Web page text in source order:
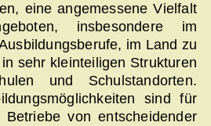
eine angemessene Vielfalt
insbesondere im
im Land zu
sehr kleinteiligen Strukturen
und Schulstandorten.
sind für
Betriebe von entscheidender